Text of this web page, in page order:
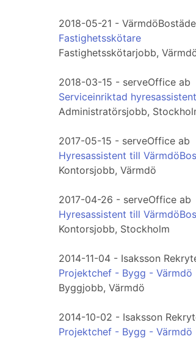
2018-05-21 -
Fastighetsskötare
Fastighetsskötarjobb,
2018-03-15 - serveOffice ab
Serviceinriktad
Administratörsjobb,
2017-05-15 - serveOffice ab
Hyresassistent till
Kontorsjobb, Värmdö
2017-04-26 - serveOffice ab
Hyresassistent till
Kontorsjobb, Stockholm
2014-11-04 - Isaksson
Projektchef - Bygg - Värmdö
Byggjobb, Värmdö
2014-10-02 - Isaksson
Projektchef - Bygg - Värmdö